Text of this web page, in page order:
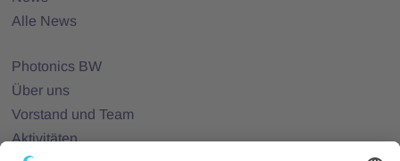
Alle News
Photonics BW
Über uns
Vorstand und Team
Aktivitäten